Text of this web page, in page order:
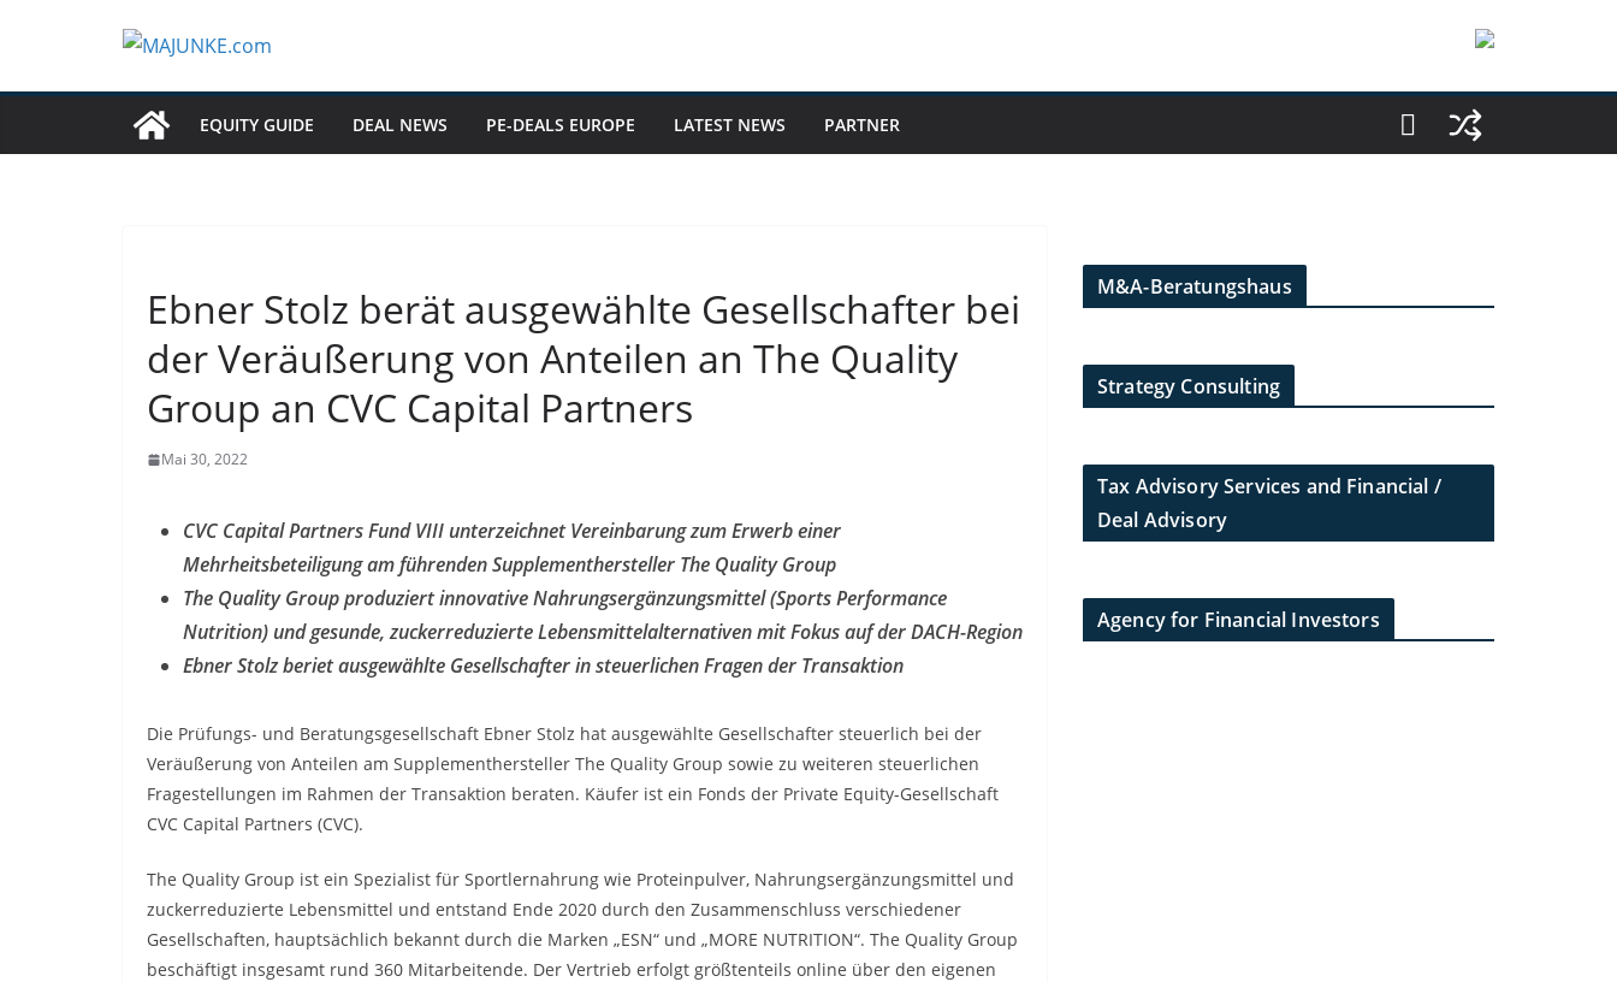
EQUITY GUIDE DEAL NEWS PE-DEALS EUROPE LATEST NEWS PARTNER
Ebner Stolz berät ausgewählte Gesellschafter bei
der Veräußerung von Anteilen an The Quality
Group an CVC Capital Partners
Mai 30, 2022
CVC Capital Partners Fund VIII unterzeichnet Vereinbarung zum Erwerb einer
Mehrheitsbeteiligung am führenden Supplementhersteller The Quality Group
The Quality Group produziert innovative Nahrungsergänzungsmittel (Sports Performance
Nutrition) und gesunde, zuckerreduzierte Lebensmittelalternativen mit Fokus auf der DACH-Region
Ebner Stolz beriet ausgewählte Gesellschafter in steuerlichen Fragen der Transaktion
Die Prüfungs- und Beratungsgesellschaft Ebner Stolz hat ausgewählte Gesellschafter steuerlich bei der
Veräußerung von Anteilen am Supplementhersteller The Quality Group sowie zu weiteren steuerlichen
Fragestellungen im Rahmen der Transaktion beraten. Käufer ist ein Fonds der Private Equity-Gesellschaft
CVC Capital Partners (CVC).
The Quality Group ist ein Spezialist für Sportlernahrung wie Proteinpulver, Nahrungsergänzungsmittel und
zuckerreduzierte Lebensmittel und entstand Ende 2020 durch den Zusammenschluss verschiedener
Gesellschaften, hauptsächlich bekannt durch die Marken „ESN“ und „MORE NUTRITION“. The Quality Group
beschäftigt insgesamt rund 360 Mitarbeitende. Der Vertrieb erfolgt größtenteils online über den eigenen
M&A-Beratungshaus
Strategy Consulting
Tax Advisory Services and Financial /
Deal Advisory
Agency for Financial Investors